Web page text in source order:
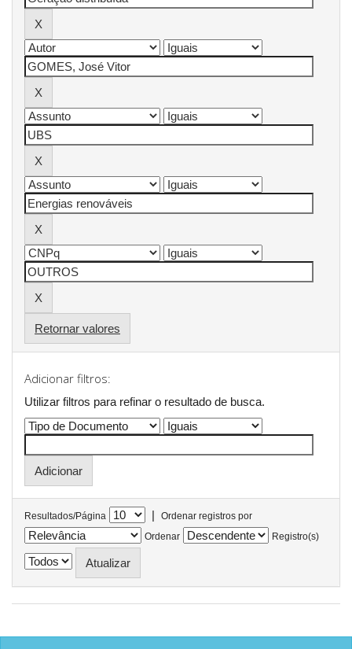
Retornar valores
Adicionar filtros:
Utilizar filtros para refinar o resultado de busca.
Resultados/Página |
Ordenar registros por
Ordenar
Registro(s)